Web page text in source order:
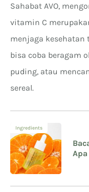
Sahabat AVO,
vitamin C
menjaga kesehatan
bisa coba beragam
puding, atau
sereal.
Ingredients